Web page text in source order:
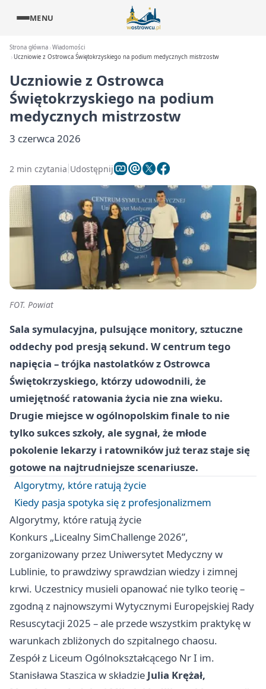
MENU
Strona główna Wiadomości
Uczniowie z Ostrowca Świętokrzyskiego na podium medycznych mistrzostw
Uczniowie z Ostrowca
Świętokrzyskiego na podium
medycznych mistrzostw
3 czerwca 2026
2 min czytania Udostępnij
FOT. Powiat
Sala symulacyjna, pulsujące monitory, sztuczne
oddechy pod presją sekund. W centrum tego
napięcia – trójka nastolatków z Ostrowca
Świętokrzyskiego, którzy udowodnili, że
umiejętność ratowania życia nie zna wieku.
Drugie miejsce w ogólnopolskim finale to nie
tylko sukces szkoły, ale sygnał, że młode
pokolenie lekarzy i ratowników już teraz staje się
gotowe na najtrudniejsze scenariusze.
Algorytmy, które ratują życie
Kiedy pasja spotyka się z profesjonalizmem
Algorytmy, które ratują życie
Konkurs „Licealny SimChallenge 2026”,
zorganizowany przez Uniwersytet Medyczny w
Lublinie, to prawdziwy sprawdzian wiedzy i zimnej
krwi. Uczestnicy musieli opanować nie tylko teorię –
zgodną z najnowszymi Wytycznymi Europejskiej Rady
Resuscytacji 2025 – ale przede wszystkim praktykę w
warunkach zbliżonych do szpitalnego chaosu.
Zespół z Liceum Ogólnokształcącego Nr I im.
Stanisława Staszica w składzie Julia Krężał,